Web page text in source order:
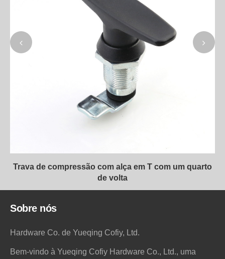
Trava de compressão com alça em T com um quarto
de volta
Sobre nós
Hardware Co. de Yueqing Cofiy, Ltd.
Bem-vindo à Yueqing Cofiy Hardware Co., Ltd., uma